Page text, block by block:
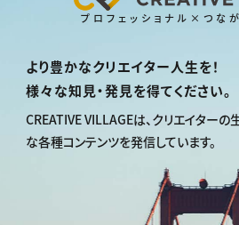
プロフェッショナル×つな
より豊かなクリエイター人生を！
様々な知見・発見を得てください。
CREATIVE VILLAGEは、クリエイターの
な各種コンテンツを発信しています。